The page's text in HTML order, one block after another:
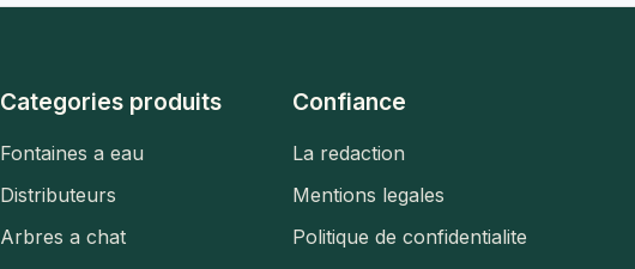
Categories produits
Fontaines a eau
Distributeurs
Arbres a chat
Confiance
La redaction
Mentions legales
Politique de confidentialite